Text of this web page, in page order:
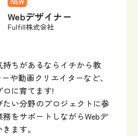
Webデザイナー
Fulfill株式会社
持ちがあるならイチから教
や動画クリエイターなど、
に育てます!
い分野のプロジェクトに参
をサポートしながらWebデ
ます。